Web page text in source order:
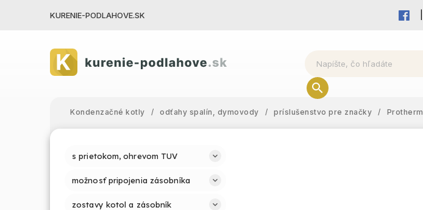
KURENIE-PODLAHOVE.SK
Kondenzačné kotly / odťahy spalín, dymovody / príslušenstvo pre značky / Protherm
s prietokom, ohrevom TUV
možnosť pripojenia zásobníka
zostavy kotol a zásobník